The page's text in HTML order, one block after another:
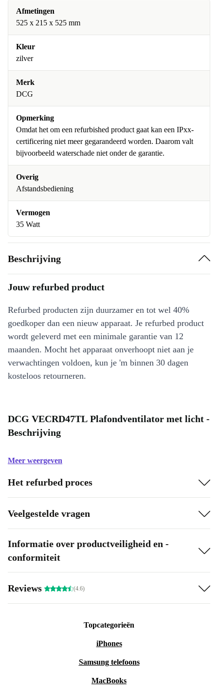
Afmetingen
525 x 215 x 525 mm
Kleur
zilver
Merk
DCG
Opmerking
Omdat het om een refurbished product gaat kan een IPxx-
certificering niet meer gegarandeerd worden. Daarom valt
bijvoorbeeld waterschade niet onder de garantie.
Overig
Afstandsbediening
Vermogen
35 Watt
Beschrijving
Jouw refurbed product
Refurbed producten zijn duurzamer en tot wel 40%
goedkoper dan een nieuw apparaat. Je refurbed product
wordt geleverd met een minimale garantie van 12
maanden. Mocht het apparaat onverhoopt niet aan je
verwachtingen voldoen, kun je 'm binnen 30 dagen
kosteloos retourneren.
DCG VECRD47TL Plafondventilator met licht -
Beschrijving
Meer weergeven
Het refurbed proces
Veelgestelde vragen
Informatie over productveiligheid en -
conformiteit
Reviews (4.6)
Topcategorieën
iPhones
Samsung telefoons
MacBooks